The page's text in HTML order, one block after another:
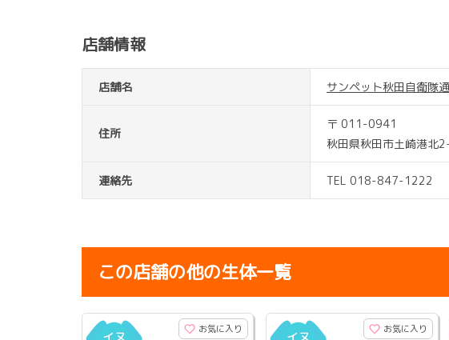
店舗情報
店舗名 サンペット秋田自衛隊
住所
〒 011-0941
秋田県秋田市土崎港
連絡先 TEL 018-847-1222
この店舗の他の生体一覧
お気に入り お気に入り